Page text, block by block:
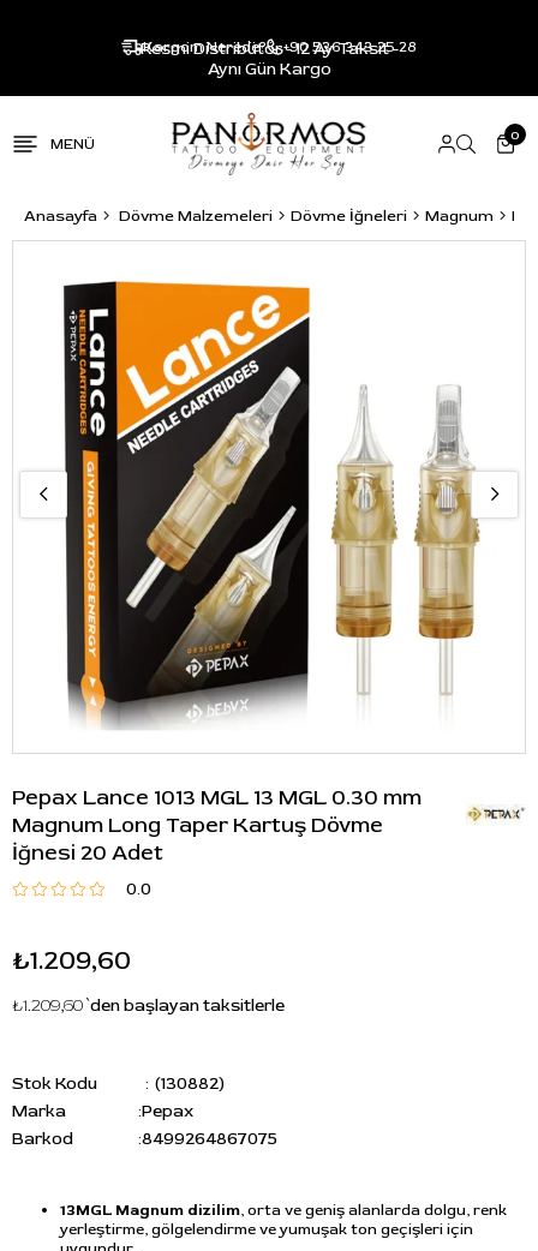
Resmi Distribütör - 12 Ay Taksit -
Aynı Gün Kargo
Kargom Nerede? +90 536 343 25 28
0
Anasayfa Dövme Malzemeleri Dövme İğneleri Magnum
Pepax Lance 1013 MGL 13 MGL 0.30 mm
Magnum Long Taper Kartuş Dövme
İğnesi 20 Adet
0.0
₺1.209,60
₺1.209,60`den başlayan taksitlerle
Stok Kodu
(130882)
Marka
:Pepax
Barkod
:8499264867075
13MGL Magnum dizilim, orta ve geniş alanlarda dolgu, renk
yerleştirme, gölgelendirme ve yumuşak ton geçişleri için